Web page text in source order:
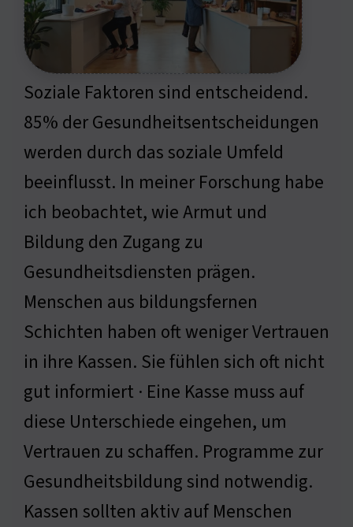
Soziale Faktoren sind entscheidend.
85% der Gesundheitsentscheidungen
werden durch das soziale Umfeld
beeinflusst. In meiner Forschung habe
ich beobachtet, wie Armut und
Bildung den Zugang zu
Gesundheitsdiensten prägen.
Menschen aus bildungsfernen
Schichten haben oft weniger Vertrauen
in ihre Kassen. Sie fühlen sich oft nicht
gut informiert · Eine Kasse muss auf
diese Unterschiede eingehen, um
Vertrauen zu schaffen. Programme zur
Gesundheitsbildung sind notwendig.
Kassen sollten aktiv auf Menschen